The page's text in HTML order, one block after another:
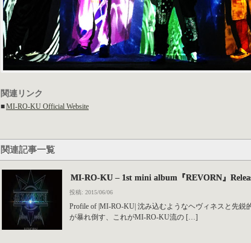
関連リンク
■MI-RO-KU Official Website
関連記事一覧
MI-RO-KU – 1st mini album『REVORN』
投稿: 2015/06/06
Profile of |MI-RO-KU| 沈み込むようなヘヴィネスと先
が暴れ倒す、これがMI-RO-KU流の […]